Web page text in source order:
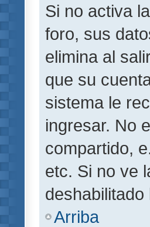
Si no activa
foro, sus
elimina al
que su
sistema le
ingresar. No
compartido,
etc. Si no ve
deshabilitado
Arriba